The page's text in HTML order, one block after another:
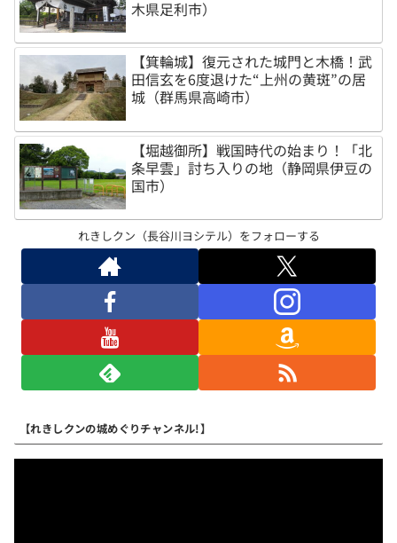
木県足利市）
【箕輪城】復元された城門と木橋！武
田信玄を6度退けた“上州の黄斑”の居
城（群馬県高崎市）
【堀越御所】戦国時代の始まり！「北
条早雲」討ち入りの地（静岡県伊豆の
国市）
れきしクン（長谷川ヨシテル）をフォローする
【れきしクンの城めぐりチャンネル!】